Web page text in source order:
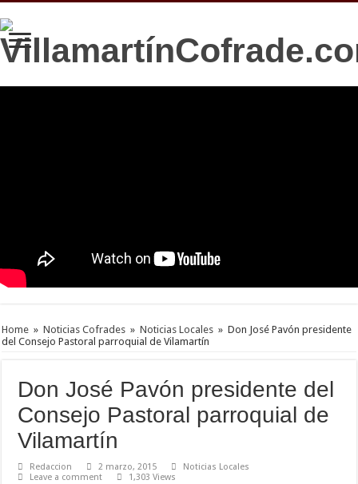
Home » Noticias Cofrades » Noticias Locales » Don José Pavón presidente
del Consejo Pastoral parroquial de Vilamartín
Don José Pavón presidente del
Consejo Pastoral parroquial de
Vilamartín
Redaccion 2 marzo, 2015
Noticias Locales
Leave a comment
1,303 Views